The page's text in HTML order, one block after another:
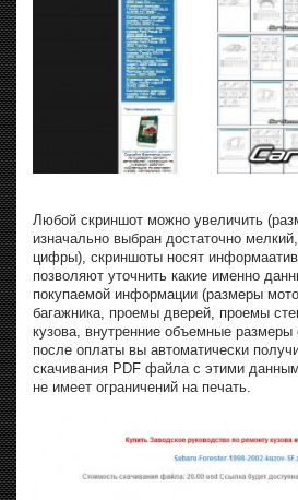
Любой скриншот можно увеличить
изначально выбран достаточно
цифры), скриншоты носят
позволяют уточнить какие именно
покупаемой информации (размеры
багажника, проемы дверей, проемы
кузова, внутренние объемные размеры
после оплаты вы автоматически
скачивания PDF файла с этими
не имеет ограничений на печать.